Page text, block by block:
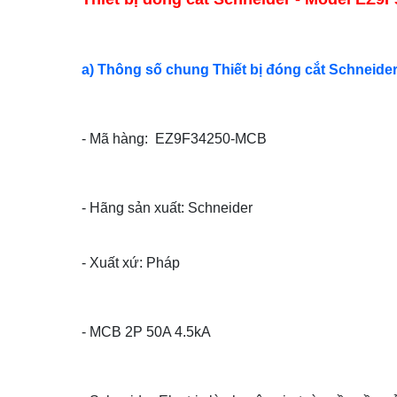
a) Thông số chung Thiết bị đóng cắt Schneider
- Mã hàng: EZ9F34250-MCB
- Hãng sản xuất: Schneider
- Xuất xứ: Pháp
- MCB 2P 50A 4.5kA